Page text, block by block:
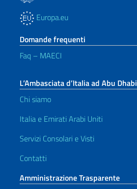
Europa.eu
Domande frequenti
Faq – MAECI
L’Ambasciata d’Italia ad Abu Dhabi
Chi siamo
Italia e Emirati Arabi Uniti
Servizi Consolari e Visti
Contatti
Amministrazione Trasparente